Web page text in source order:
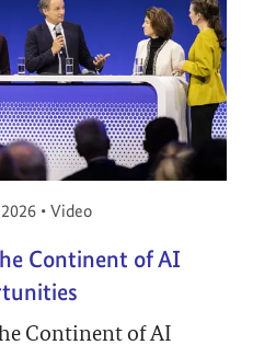
am:
• Video
Continent of AI
Continent of AI